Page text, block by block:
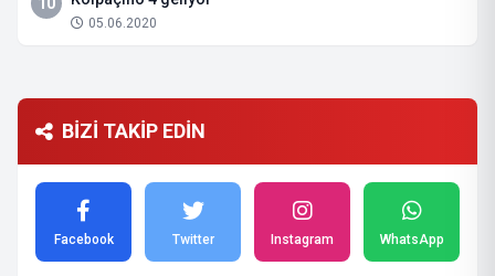
05.06.2020
BİZİ TAKİP EDİN
Facebook Twitter Instagram WhatsApp